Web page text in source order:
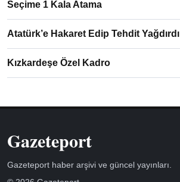
Seçime 1 Kala Atama
Atatürk’e Hakaret Edip Tehdit Yağdırdı
Kızkardeşe Özel Kadro
Gazeteport
Gazeteport haber arşivi ve güncel yayınları.